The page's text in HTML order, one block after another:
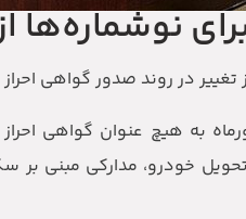
نوشماره‌ها
در روند صدور گواهی
گذاری پلیس راهور ناجا تصریح کرد: از روز شنبه ۱۳
خودرو، مدارکی مبنی بر